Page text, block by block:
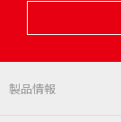
製品情報